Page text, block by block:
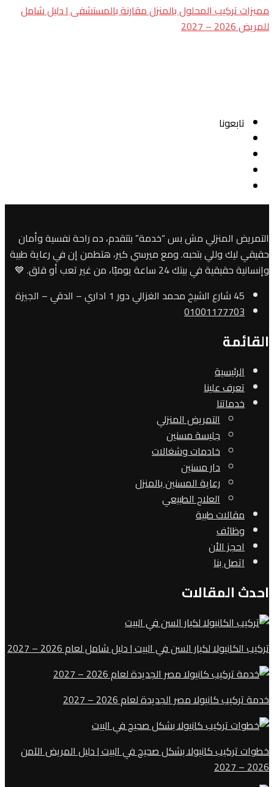
مميزات تركيب المحلول بالمنزل مقارنة بالمستشفى | دليل شامل
للمريض 2026 – 2027
تابعونا
التمريض المنزلي مش بس “خدمة” بتتقدم، ده راحة نفسية وأمان
حقيقي ليك وللي بتحبه. ومع ميرسي كير، هتطمن إن في رعاية طبية
وإنسانية حقيقية في بيتك 24 ساعة يوميًا، من غير تعب أو قلق. 💙
45 شارع الشيخ محمد الغزالي دور 1 اداري – الدقي – الجيزة
01001177703
القائمة
الرئيسية
تعرف علينا
خدماتنا
التمريض المنزلي
جليسة مسنين
خادمات وشغالات
دار مسنين
رعاية المسنين بالمنزل
العلاج الطبيعي
مقالات طبية
وظائف
احجز الأن
اتصل بنا
احدث المقالات
تركيب الكانيولا لكبار السن في البيت | دليل شامل لعام 2026 – 2027
خدمة تركيب كانيولا مصر الجديدة لعام 2026 – 2027
خطوات تركيب كانيولا بشكل صحيح في البيت | دليل المريض الآمن
2026 – 2027